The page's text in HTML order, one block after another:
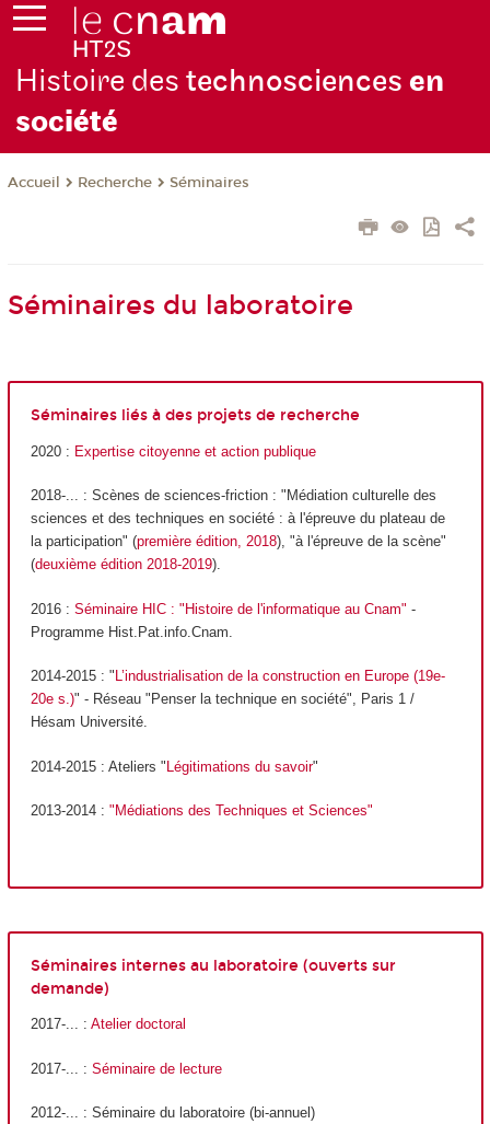
Histoire des technosciences en
société
Accueil Recherche Séminaires
Séminaires du laboratoire
Séminaires liés à des projets de recherche
2020 : Expertise citoyenne et action publique
2018-... : Scènes de sciences-friction : "Médiation culturelle des
sciences et des techniques en société : à l'épreuve du plateau de
la participation" (première édition, 2018), "à l'épreuve de la scène"
(deuxième édition 2018-2019).
2016 : Séminaire HIC : "Histoire de l'informatique au Cnam" -
Programme Hist.Pat.info.Cnam.
2014-2015 : " L’industrialisation de la construction en Europe (19e-
20e s.)" - Réseau "Penser la technique en société", Paris 1 /
Hésam Université.
2014-2015 : Ateliers "Légitimations du savoir"
2013-2014 : "Médiations des Techniques et Sciences"
Séminaires internes au laboratoire (ouverts sur
demande)
2017-... : Atelier doctoral
2017-... : Séminaire de lecture
2012-... : Séminaire du laboratoire (bi-annuel)